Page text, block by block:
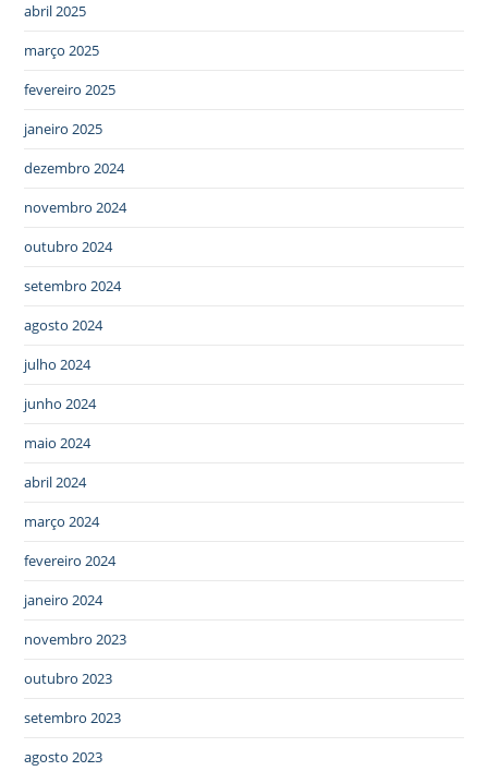
abril 2025
março 2025
fevereiro 2025
janeiro 2025
dezembro 2024
novembro 2024
outubro 2024
setembro 2024
agosto 2024
julho 2024
junho 2024
maio 2024
abril 2024
março 2024
fevereiro 2024
janeiro 2024
novembro 2023
outubro 2023
setembro 2023
agosto 2023